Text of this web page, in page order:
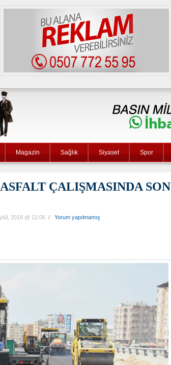
Magazin Sağlık Siyaset Spor
ÇALIŞMASINDA SON
2018 @ 12:06 / Yorum yapılmamış